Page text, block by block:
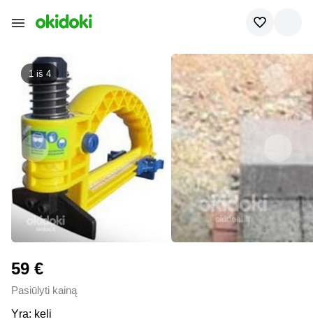
1 iš 4
59 €
Pasiūlyti kainą
Yra: keli